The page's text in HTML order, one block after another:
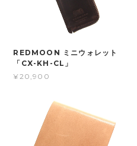
REDMOON ミニウォレット
「CX-KH-CL」
¥20,900